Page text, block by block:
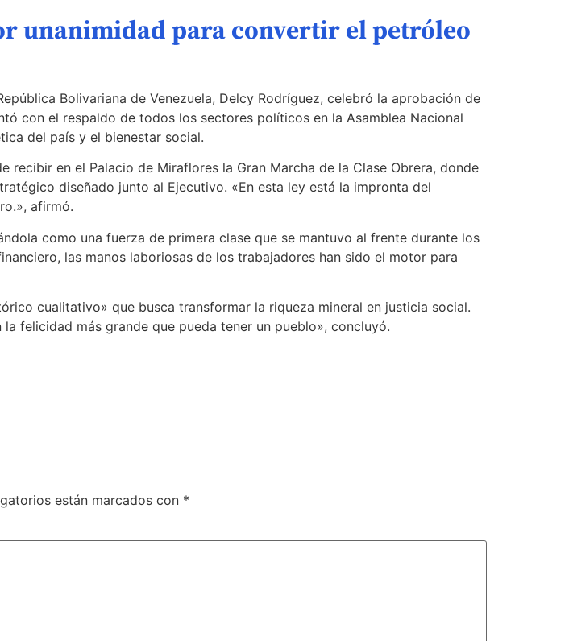
unanimidad para convertir el petróleo
Bolivariana de Venezuela, Delcy Rodríguez, celebró la aprobación de
con el respaldo de todos los sectores políticos en la Asamblea Nacional
del país y el bienestar social.
en el Palacio de Miraflores la Gran Marcha de la Clase Obrera, donde
diseñado junto al Ejecutivo. «En esta ley está la impronta del
afirmó.
como una fuerza de primera clase que se mantuvo al frente durante los
las manos laboriosas de los trabajadores han sido el motor para
cualitativo» que busca transformar la riqueza mineral en justicia social.
felicidad más grande que pueda tener un pueblo», concluyó.
están marcados con *